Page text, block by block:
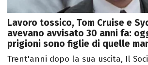
Lavoro tossico, Tom Cruise e
avevano avvisato 30 anni fa:
prigioni sono figlie di quelle
Trent'anni dopo la sua uscita, Il